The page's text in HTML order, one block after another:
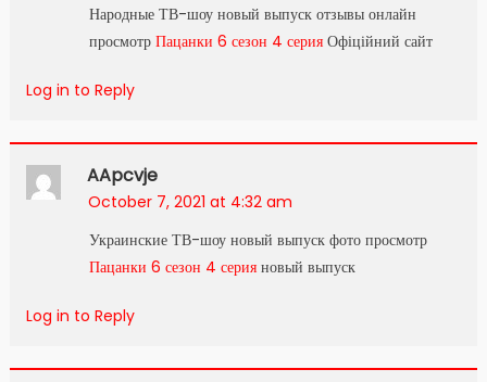
Народные ТВ-шоу новый выпуск отзывы онлайн
просмотр Пацанки 6 сезон 4 серияОфіційний сайт
Log in to Reply
AApcvje
October 7, 2021 at 4:32 am
Украинские ТВ-шоу новый выпуск фото просмотр
Пацанки 6 сезон 4 серияновый выпуск
Log in to Reply